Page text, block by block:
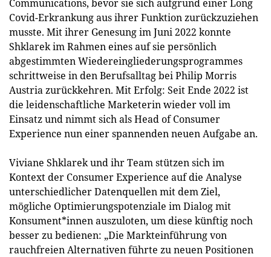
Communications, bevor sie sich aufgrund einer Long
Covid-Erkrankung aus ihrer Funktion zurückzuziehen
musste. Mit ihrer Genesung im Juni 2022 konnte
Shklarek im Rahmen eines auf sie persönlich
abgestimmten Wiedereingliederungsprogrammes
schrittweise in den Berufsalltag bei Philip Morris
Austria zurückkehren. Mit Erfolg: Seit Ende 2022 ist
die leidenschaftliche Marketerin wieder voll im
Einsatz und nimmt sich als Head of Consumer
Experience nun einer spannenden neuen Aufgabe an.
Viviane Shklarek und ihr Team stützen sich im
Kontext der Consumer Experience auf die Analyse
unterschiedlicher Datenquellen mit dem Ziel,
mögliche Optimierungspotenziale im Dialog mit
Konsument*innen auszuloten, um diese künftig noch
besser zu bedienen: „Die Markteinführung von
rauchfreien Alternativen führte zu neuen Positionen